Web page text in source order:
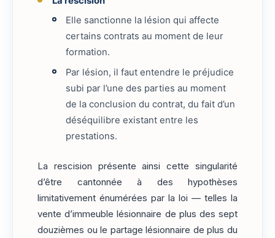
Elle sanctionne la lésion qui affecte
certains contrats au moment de leur
formation.
Par lésion, il faut entendre le préjudice
subi par l’une des parties au moment
de la conclusion du contrat, du fait d’un
déséquilibre existant entre les
prestations.
La rescision présente ainsi cette singularité
d’être cantonnée à des hypothèses
limitativement énumérées par la loi — telles la
vente d’immeuble lésionnaire de plus des sept
douzièmes ou le partage lésionnaire de plus du